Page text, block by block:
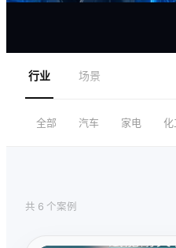
行业 场景
全部 汽车 家电 化
共 6 个案例